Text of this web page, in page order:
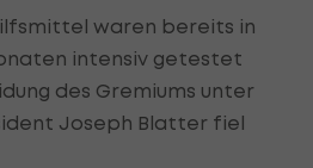
waren bereits in
intensiv getestet
des Gremiums unter
Joseph Blatter fiel